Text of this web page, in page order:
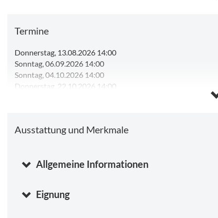
Termine
Donnerstag, 13.08.2026 14:00
Sonntag, 06.09.2026 14:00
Sonntag, 04.10.2026 14:00
Donnerstag, 22.10.2026 14:00
Ausstattung und Merkmale
Allgemeine Informationen
Eignung